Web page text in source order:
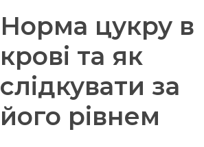
Норма цукру в
крові та як
слідкувати за
його рівнем